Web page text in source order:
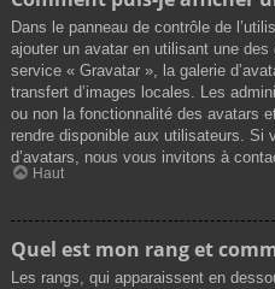
Dans le panneau de contrôle de
ajouter un avatar en utilisant une
service « Gravatar », la galerie
transfert d’images locales. Les
ou non la fonctionnalité des avatars
rendre disponible aux utilisateurs. Si
d’avatars, nous vous invitons à
Haut
Quel est mon rang et
Les rangs, qui apparaissent en